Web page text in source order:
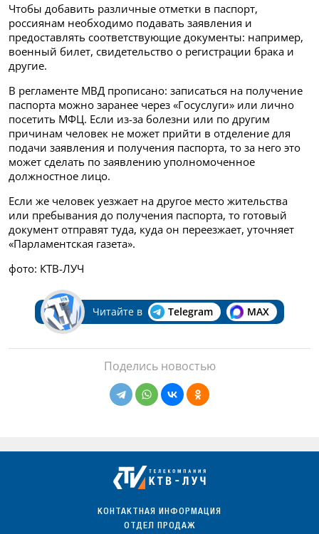
Чтобы добавить различные отметки в паспорт,
россиянам необходимо подавать заявления и
предоставлять соответствующие документы: например,
военный билет, свидетельство о регистрации брака и
другие.
В регламенте МВД прописано: записаться на получение
паспорта можно заранее через «Госуслуги» или лично
посетить МФЦ. Если из-за болезни или по другим
причинам человек не может прийти в отделение для
подачи заявления и получения паспорта, то за него это
может сделать по заявлению уполномоченное
должностное лицо.
Если же человек уезжает на другое место жительства
или пребывания до получения паспорта, то готовый
документ отправят туда, куда он переезжает, уточняет
«Парламентская газета».
фото: КТВ-ЛУЧ
Читайте в Telegram MAX
Поделись новостью
КОНТАКТНАЯ ИНФОРМАЦИЯ
ОТДЕЛ ПРОДАЖ